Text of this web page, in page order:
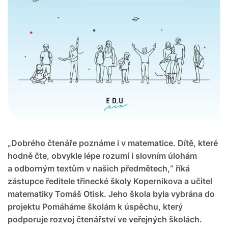
„Dobrého čtenáře poznáme i v matematice. Dítě, které
hodně čte, obvykle lépe rozumí i slovním úlohám
a odborným textům v našich předmětech,“ říká
zástupce ředitele třinecké školy Kopernikova a učitel
matematiky Tomáš Otisk. Jeho škola byla vybrána do
projektu Pomáháme školám k úspěchu, který
podporuje rozvoj čtenářství ve veřejných školách.